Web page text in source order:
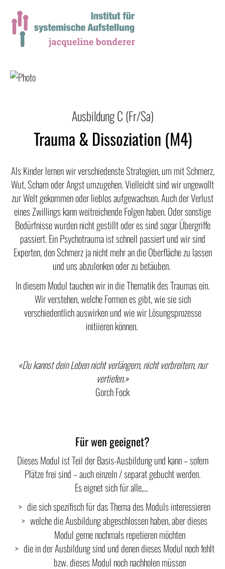
Ausbildung C (Fr/Sa)
Trauma & Dissoziation (M4)
Als Kinder lernen wir verschiedenste Strategien, um mit Schmerz,
Wut, Scham oder Angst umzugehen. Vielleicht sind wir ungewollt
zur Welt gekommen oder lieblos aufgewachsen. Auch der Verlust
eines Zwillings kann weitreichende Folgen haben. Oder sonstige
Bedürfnisse wurden nicht gestillt oder es sind sogar Übergriffe
passiert. Ein Psychotrauma ist schnell passiert und wir sind
Experten, den Schmerz ja nicht mehr an die Oberfläche zu lassen
und uns abzulenken oder zu betäuben.
In diesem Modul tauchen wir in die Thematik des Traumas ein.
Wir verstehen, welche Formen es gibt, wie sie sich
verschiedentlich auswirken und wie wir Lösungsprozesse
initiieren können.
«Du kannst dein Leben nicht verlängern, nicht verbreitern, nur
vertiefen.»
Gorch Fock
Für wen geeignet?
Dieses Modul ist Teil der Basis-Ausbildung und kann – sofern
Plätze frei sind – auch einzeln / separat gebucht werden.
Es eignet sich für alle,…
die sich spezifisch für das Thema des Moduls interessieren
welche die Ausbildung abgeschlossen haben, aber dieses
Modul gerne nochmals repetieren möchten
die in der Ausbildung sind und denen dieses Modul noch fehlt
bzw. dieses Modul noch nachholen müssen